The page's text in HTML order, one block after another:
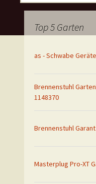
Top 5 Garten
as - Schwabe
Brennenstuhl
1148370
Brennenstuhl
Masterplug Pro-XT
nach: